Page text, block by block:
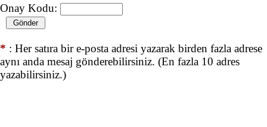
Onay Kodu:
* : Her satıra bir e-posta adresi yazarak birden fazla adrese
aynı anda mesaj gönderebilirsiniz. (En fazla 10 adres
yazabilirsiniz.)